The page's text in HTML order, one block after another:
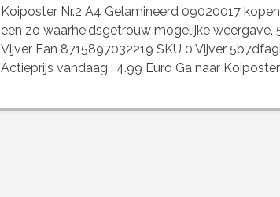
Koiposter Nr.2 A4 Gelamineerd 09020017
een zo waarheidsgetrouw mogelijke
Vijver Ean 8715897032219 SKU 0 Vijver
Actieprijs vandaag : 4.99 Euro Ga naar